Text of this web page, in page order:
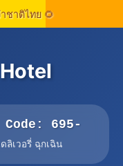
Code: 695-
ลิเวอรี่ ฉุกเฉิน